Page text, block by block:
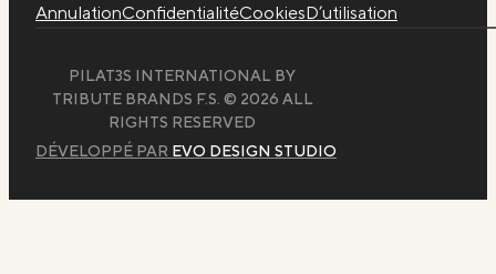
AnnulationConfidentialitéCookiesD’utilisation
PILAT3S INTERNATIONAL BY
TRIBUTE BRANDS F.S. © 2026 ALL
RIGHTS RESERVED
DÉVELOPPÉ PAR EVO DESIGN STUDIO